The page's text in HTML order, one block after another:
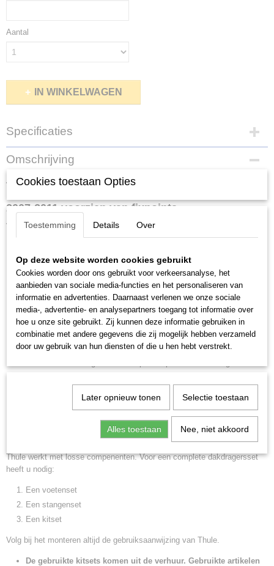
Aantal
IN WINKELWAGEN
Specificaties
Bruto gewicht
0,02 Kg
Omschrijving
Thule kitset 3067 gebruikt voor Jeep Compass
2007-2011 voorzien van fixpoints.
Thule kitset 3067 voor Thule 753.
Een Thule kitset is het auto specifieke deel van de Thule
dakdragerset en is de verbinding tussen de auto en de voetenset
van de dakdragers. De kit bestaat uit 4 rubberen pads die op het
dak steunen en 4 klepels die om de dakrand klemmen. De klepels
van de kitset zijn voorzien van een speciale coating zodat alle
contactdelen met zijn beschermd ter voorkoming van
beschadigingen aan het dak van uw auto
dakdragerstangen worden aan de bovenzijde van deze voetenset
Kitset kan enkel worden gebruikt i.c.m. Thule rapid System 753
Thule werkt met losse compenenten. Voor een complete dakdragersset
heeft u nodig:
Een voetenset
Een stangenset
Een kitset
Volg bij het monteren altijd de gebruiksaanwijzing van Thule.
De gebruikte kitsets komen uit de verhuur. Gebruikte artikelen
Cookies toestaan Opties
Toestemming Details Over
Op deze website worden cookies gebruikt
Cookies worden door ons gebruikt voor verkeersanalyse, het
aanbieden van sociale media-functies en het personaliseren van
informatie en advertenties. Daarnaast verlenen we onze sociale
media-, advertentie- en analysepartners toegang tot informatie over
hoe u onze site gebruikt. Zij kunnen deze informatie gebruiken in
combinatie met andere gegevens die zij mogelijk hebben verzameld
door uw gebruik van hun diensten of die u hen hebt verstrekt.
Later opnieuw tonen Selectie toestaan
Alles toestaan Nee, niet akkoord